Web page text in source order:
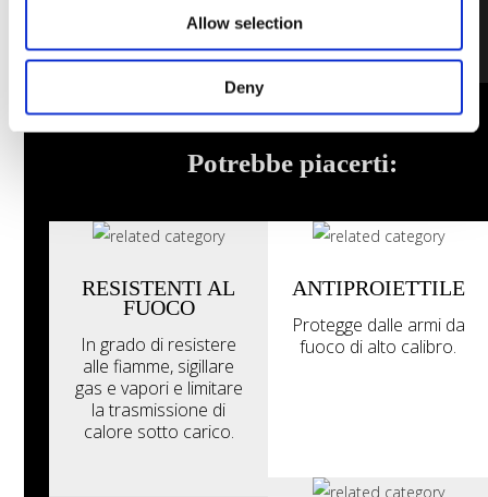
Allow selection
Deny
rumorosi (discoteche,
stabilimenti di
coniugare un isolamento
ottimale con creatività ed
estetica.
Contattaci
Esplora la
galleria
Potrebbe piacerti:
RESISTENTI AL
FUOCO
In grado di resistere
alle fiamme, sigillare
gas e vapori e limitare
la trasmissione di
calore sotto carico.
ANTIPROIETTILE
Protegge dalle armi da
fuoco di alto calibro.